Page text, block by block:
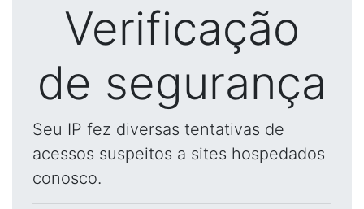
Verificação
de segurança
Seu IP fez diversas tentativas de
acessos suspeitos a sites hospedados
conosco.